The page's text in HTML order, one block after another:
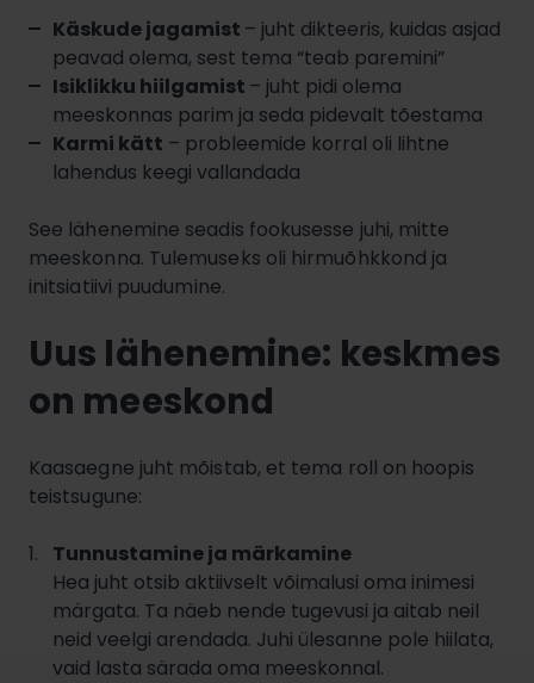
Käskude jagamist – juht dikteeris, kuidas asjad
peavad olema, sest tema “teab paremini”
Isiklikku hiilgamist – juht pidi olema
meeskonnas parim ja seda pidevalt tõestama
Karmi kätt – probleemide korral oli lihtne
lahendus keegi vallandada
See lähenemine seadis fookusesse juhi, mitte
meeskonna. Tulemuseks oli hirmuõhkkond ja
initsiatiivi puudumine.
Uus lähenemine: keskmes
on meeskond
Kaasaegne juht mõistab, et tema roll on hoopis
teistsugune:
Tunnustamine ja märkamine
Hea juht otsib aktiivselt võimalusi oma inimesi
märgata. Ta näeb nende tugevusi ja aitab neil
neid veelgi arendada. Juhi ülesanne pole hiilata,
vaid lasta särada oma meeskonnal.